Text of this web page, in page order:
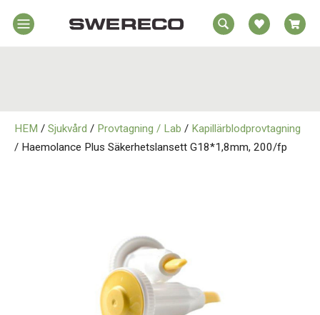
Rörelsehjälpmedel
HEM / Sjukvård / Provtagning / Lab / Kapillärblodprovtagning
/ Haemolance Plus Säkerhetslansett G18*1,8mm, 200/fp